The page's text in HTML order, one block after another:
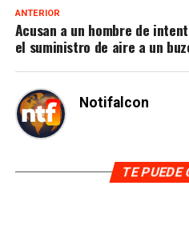
ANTERIOR
Acusan a un hombre de
el suministro de aire a un
Notifalcon
TE PUEDE